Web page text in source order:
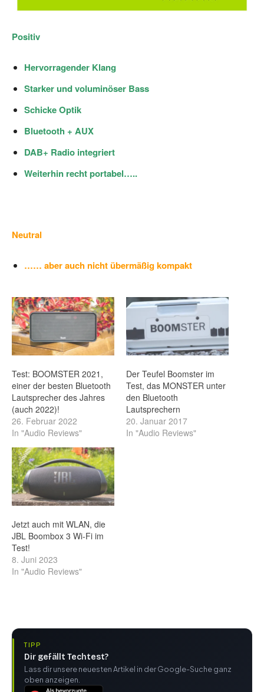
Positiv
Hervorragender Klang
Starker und voluminöser Bass
Schicke Optik
Bluetooth + AUX
DAB+ Radio integriert
Weiterhin recht portabel…..
Neutral
…… aber auch nicht übermäßig kompakt
Test: BOOMSTER 2021,
einer der besten Bluetooth
Lautsprecher des Jahres
(auch 2022)!
26. Februar 2022
In "Audio Reviews"
Der Teufel Boomster im
Test, das MONSTER unter
den Bluetooth
Lautsprechern
20. Januar 2017
In "Audio Reviews"
Jetzt auch mit WLAN, die
JBL Boombox 3 Wi-Fi im
Test!
8. Juni 2023
In "Audio Reviews"
TIPP
Dir gefällt Techtest?
Lass dir unsere neuesten Artikel in der Google-Suche ganz
oben anzeigen.